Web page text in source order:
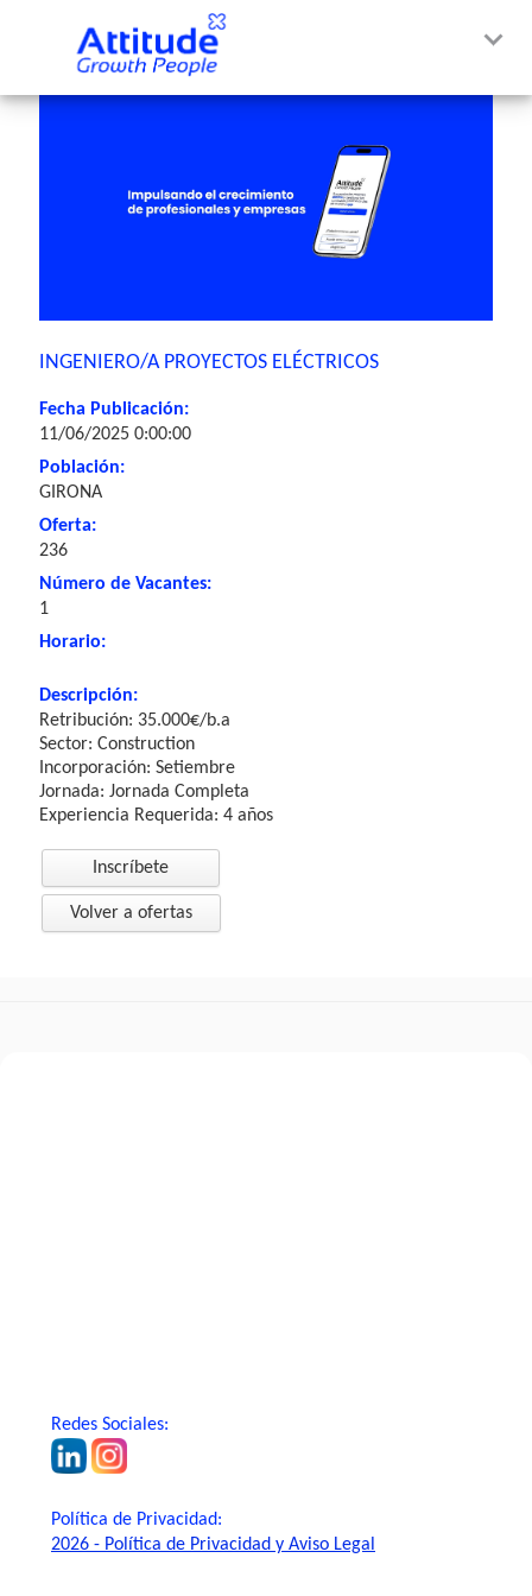
INGENIERO/A PROYECTOS ELÉCTRICOS
Fecha Publicación:
11/06/2025 0:00:00
Población:
GIRONA
Oferta:
236
Número de Vacantes:
1
Horario:
Descripción:
Retribución: 35.000€/b.a
Sector: Construction
Incorporación: Setiembre
Jornada: Jornada Completa
Experiencia Requerida: 4 años
Inscríbete
Volver a ofertas
Redes Sociales:
Política de Privacidad:
2026 - Política de Privacidad y Aviso Legal